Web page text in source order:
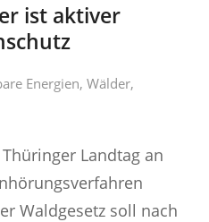
ist aktiver
Energien, Wälder,
Landtag an
Waldgesetz soll nach